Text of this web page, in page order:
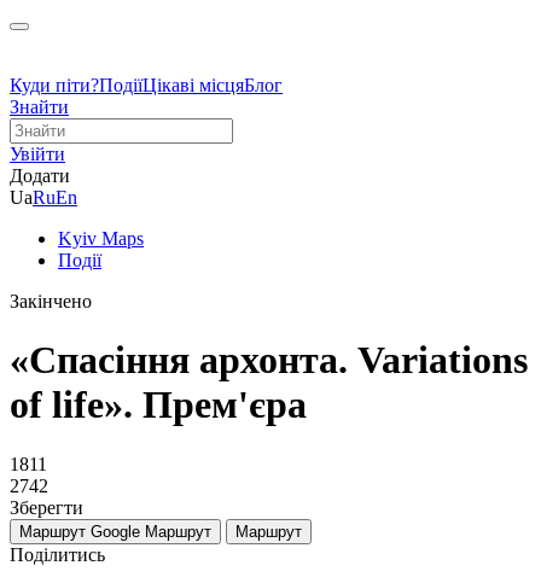
Куди піти?ПодіїЦікаві місцяБлог
Знайти
Увійти
Додати
UaRuEn
Kyiv Maps
Події
Закінчено
«Спасіння архонта. Variations
of life». Прем'єра
1811
2742
Зберегти
Маршрут Google Маршрут Маршрут
Поділитись